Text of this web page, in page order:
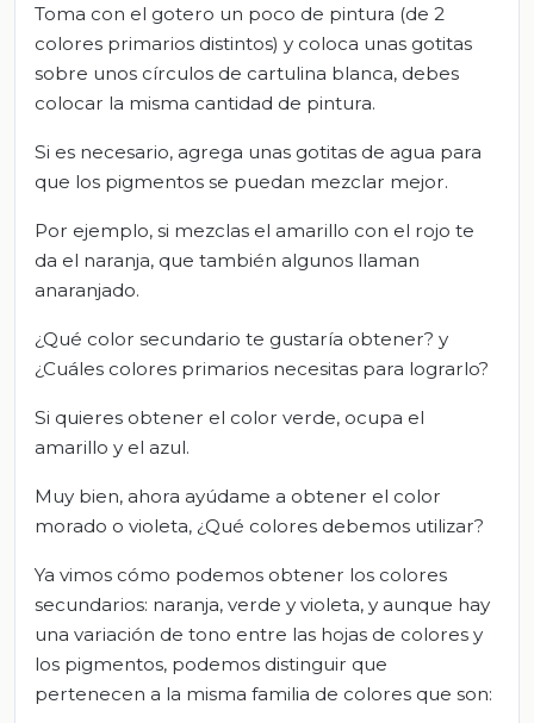
Toma con el gotero un poco de pintura (de 2
colores primarios distintos) y coloca unas gotitas
sobre unos círculos de cartulina blanca, debes
colocar la misma cantidad de pintura.
Si es necesario, agrega unas gotitas de agua para
que los pigmentos se puedan mezclar mejor.
Por ejemplo, si mezclas el amarillo con el rojo te
da el naranja, que también algunos llaman
anaranjado.
¿Qué color secundario te gustaría obtener? y
¿Cuáles colores primarios necesitas para lograrlo?
Si quieres obtener el color verde, ocupa el
amarillo y el azul.
Muy bien, ahora ayúdame a obtener el color
morado o violeta, ¿Qué colores debemos utilizar?
Ya vimos cómo podemos obtener los colores
secundarios: naranja, verde y violeta, y aunque hay
una variación de tono entre las hojas de colores y
los pigmentos, podemos distinguir que
pertenecen a la misma familia de colores que son: